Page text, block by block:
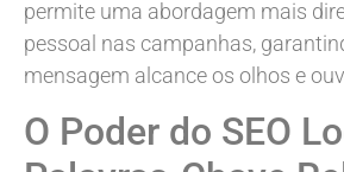
permite uma abordagem mais
pessoal nas campanhas,
mensagem alcance os olhos e
O Poder do SEO